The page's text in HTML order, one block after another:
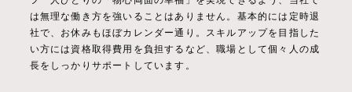
は無理な働き方を強いることはありません。基本的には定時退
社で、お休みもほぼカレンダー通り。スキルアップを目指した
い方には資格取得費用を負担するなど、職場として個々人の成
長をしっかりサポートしています。